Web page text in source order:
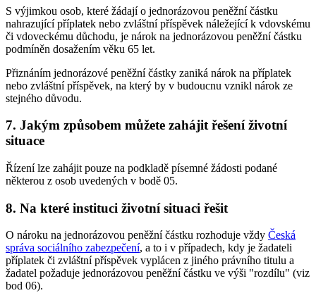
S výjimkou osob, které žádají o jednorázovou peněžní částku
nahrazující příplatek nebo zvláštní příspěvek náležející k vdovskému
či vdoveckému důchodu, je nárok na jednorázovou peněžní částku
podmíněn dosažením věku 65 let.
Přiznáním jednorázové peněžní částky zaniká nárok na příplatek
nebo zvláštní příspěvek, na který by v budoucnu vznikl nárok ze
stejného důvodu.
7. Jakým způsobem můžete zahájit řešení životní
situace
Řízení lze zahájit pouze na podkladě písemné žádosti podané
některou z osob uvedených v bodě 05.
8. Na které instituci životní situaci řešit
O nároku na jednorázovou peněžní částku rozhoduje vždy Česká
správa sociálního zabezpečení, a to i v případech, kdy je žadateli
příplatek či zvláštní příspěvek vyplácen z jiného právního titulu a
žadatel požaduje jednorázovou peněžní částku ve výši "rozdílu" (viz
bod 06).